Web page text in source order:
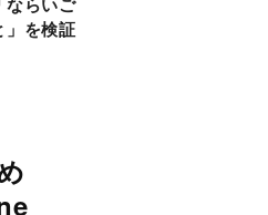
」を検証